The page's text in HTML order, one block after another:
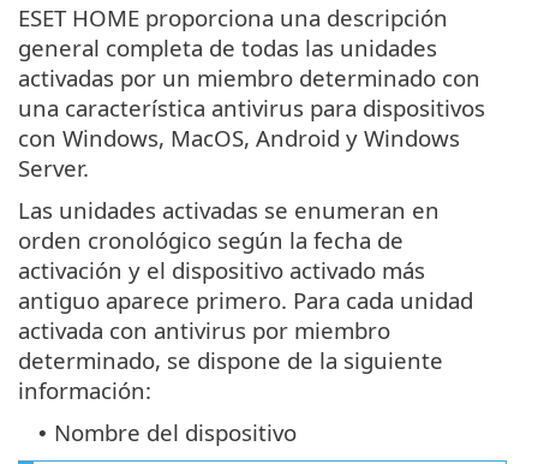
ESET HOME proporciona una descripción
general completa de todas las unidades
activadas por un miembro determinado con
una característica antivirus para dispositivos
con Windows, MacOS, Android y Windows
Server.
Las unidades activadas se enumeran en
orden cronológico según la fecha de
activación y el dispositivo activado más
antiguo aparece primero. Para cada unidad
activada con antivirus por miembro
determinado, se dispone de la siguiente
información:
• Nombre del dispositivo